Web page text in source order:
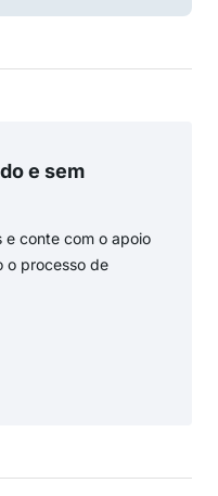
e sem
conte com o apoio
o processo de